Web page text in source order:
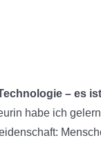
– es
habe ich